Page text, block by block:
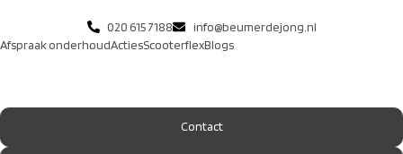
020 615 7188
info@beumerdejong.nl
Afspraak onderhoudActiesScooterflexBlogs
Contact